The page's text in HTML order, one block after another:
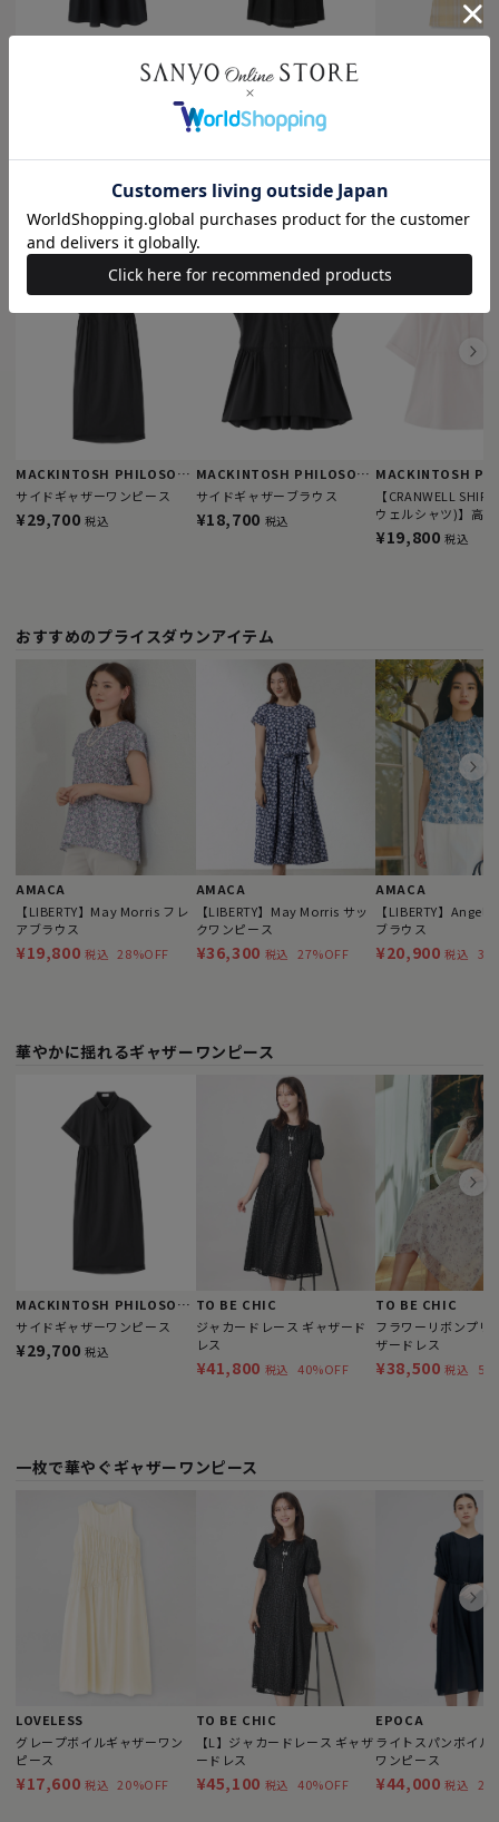
フロントタックフレアワンピ
エアリーサッカーワンピース
¥30,800
MACKINTOSH PHILOSOPHYのおすすめアイテム
MACKINTOSH PHILOSOPHY
サイドギャザーワンピース
¥29,700 税込
MACKINTOSH PHILOSOPHY
サイドギャザーブラウス
¥18,700 税込
【CRANWELL
ウェルシャツ)】高
ライター
¥19,800 税込
おすすめのプライスダウンアイテム
AMACA
【LIBERTY】May Morris フレ
アブラウス
¥19,800 税込 28%OFF
AMACA
【LIBERTY】May Morris サッ
クワンピース
¥36,300 税込 27%OFF
AMACA
【LIBERTY】
ブラウス
¥20,900 税込
華やかに揺れるギャザーワンピース
MACKINTOSH PHILOSOPHY
サイドギャザーワンピース
¥29,700 税込
TO BE CHIC
ジャカードレース ギャザード
レス
¥41,800 税込 40%OFF
TO BE CHIC
フラワーリボンプリ
ザードレス
¥38,500 税込
一枚で華やぐギャザーワンピース
LOVELESS
グレープボイルギャザーワン
ピース
¥17,600 税込 20%OFF
TO BE CHIC
【L】ジャカードレース ギャザ
ードレス
¥45,100 税込 40%OFF
EPOCA
ライトスパンボイル
ワンピース
¥44,000 税込